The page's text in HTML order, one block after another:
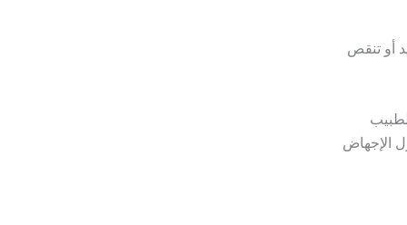
أو تنقص
الإجهاض